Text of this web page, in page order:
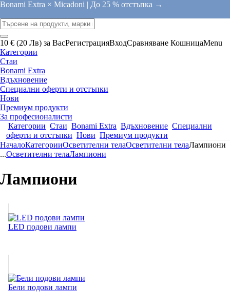
Bonami Extra × Micadoni | До 25 % отстъпка →
10 € (20 Лв) за ВасРегистрацияВходСравняване КошницаMenu
Категории
Стаи
Bonami Extra
Вдъхновение
Специални оферти и отстъпки
Нови
Премиум продукти
За професионалисти
Категории Стаи Bonami Extra Вдъхновение Специални
оферти и отстъпки Нови Премиум продукти
НачалоКатегорииОсветителни телаОсветителни телаЛампиони
...Осветителни телаЛампиони
Лампиони
LED подови лампи
Бели подови лампи